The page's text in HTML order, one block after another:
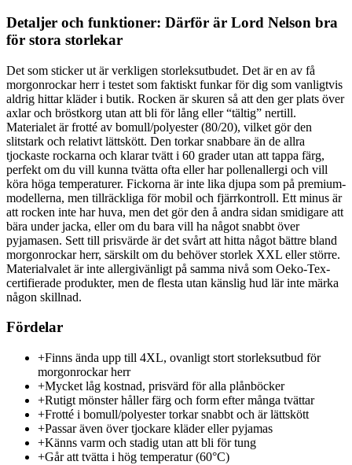
Detaljer och funktioner: Därför är Lord Nelson bra
för stora storlekar
Det som sticker ut är verkligen storleksutbudet. Det är en av få
morgonrockar herr i testet som faktiskt funkar för dig som vanligtvis
aldrig hittar kläder i butik. Rocken är skuren så att den ger plats över
axlar och bröstkorg utan att bli för lång eller “tältig” nertill.
Materialet är frotté av bomull/polyester (80/20), vilket gör den
slitstark och relativt lättskött. Den torkar snabbare än de allra
tjockaste rockarna och klarar tvätt i 60 grader utan att tappa färg,
perfekt om du vill kunna tvätta ofta eller har pollenallergi och vill
köra höga temperaturer. Fickorna är inte lika djupa som på premium-
modellerna, men tillräckliga för mobil och fjärrkontroll. Ett minus är
att rocken inte har huva, men det gör den å andra sidan smidigare att
bära under jacka, eller om du bara vill ha något snabbt över
pyjamasen. Sett till prisvärde är det svårt att hitta något bättre bland
morgonrockar herr, särskilt om du behöver storlek XXL eller större.
Materialvalet är inte allergivänligt på samma nivå som Oeko-Tex-
certifierade produkter, men de flesta utan känslig hud lär inte märka
någon skillnad.
Fördelar
+Finns ända upp till 4XL, ovanligt stort storleksutbud för
morgonrockar herr
+Mycket låg kostnad, prisvärd för alla plånböcker
+Rutigt mönster håller färg och form efter många tvättar
+Frotté i bomull/polyester torkar snabbt och är lättskött
+Passar även över tjockare kläder eller pyjamas
+Känns varm och stadig utan att bli för tung
+Går att tvätta i hög temperatur (60°C)